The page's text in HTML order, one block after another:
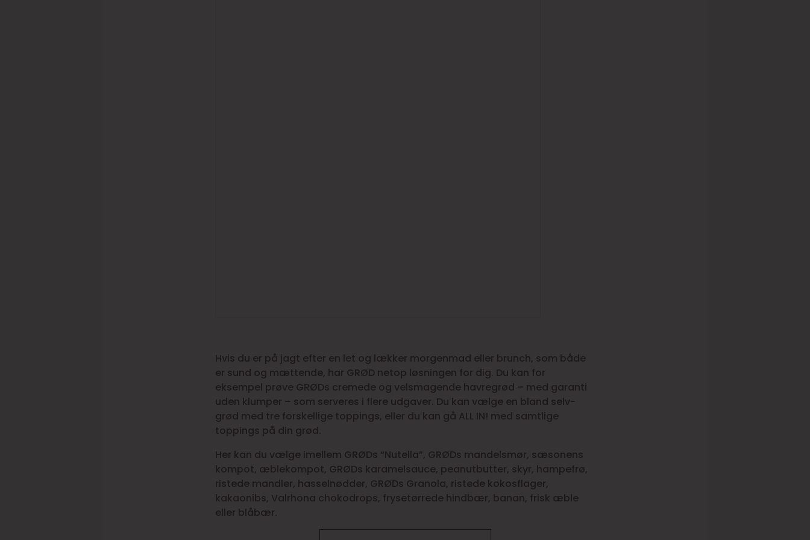
Hvis du er på jagt efter en let og lækker morgenmad eller brunch, som både
er sund og mættende, har GRØD netop løsningen for dig. Du kan for
eksempel prøve GRØDs cremede og velsmagende havregrød – med garanti
uden klumper – som serveres i flere udgaver. Du kan vælge en bland selv-
grød med tre forskellige toppings, eller du kan gå ALL IN! med samtlige
toppings på din grød.
Her kan du vælge imellem GRØDs “Nutella”, GRØDs mandelsmør, sæsonens
kompot, æblekompot, GRØDs karamelsauce, peanutbutter, skyr, hampefrø,
ristede mandler, hasselnødder, GRØDs Granola, ristede kokosflager,
kakaonibs, Valrhona chokodrops, frysetørrede hindbær, banan, frisk æble
eller blåbær.